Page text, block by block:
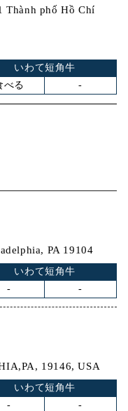
phố Hồ Chí
いわて短角牛
べる
-
PA 19104
いわて短角牛
-
-
19146, USA
いわて短角牛
-
-